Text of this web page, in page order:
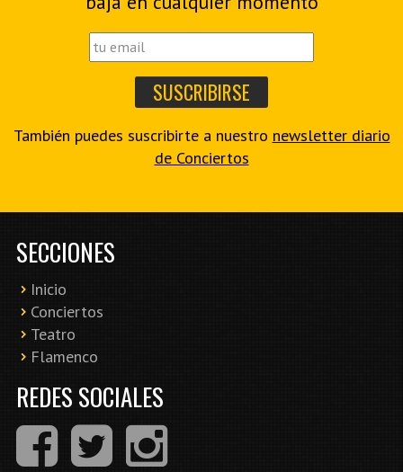
También puedes suscribirte a nuestro newsletter diario
de Conciertos
SECCIONES
Inicio
Conciertos
Teatro
Flamenco
REDES SOCIALES